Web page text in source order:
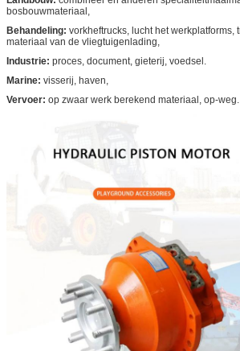
bosbouwmateriaal,
Behandeling: vorkheftrucks, lucht het werkplatforms,
materiaal van de vliegtuigenlading,
Industrie: proces, document, gieterij, voedsel.
Marine: visserij, haven,
Vervoer: op zwaar werk berekend materiaal, op-weg.